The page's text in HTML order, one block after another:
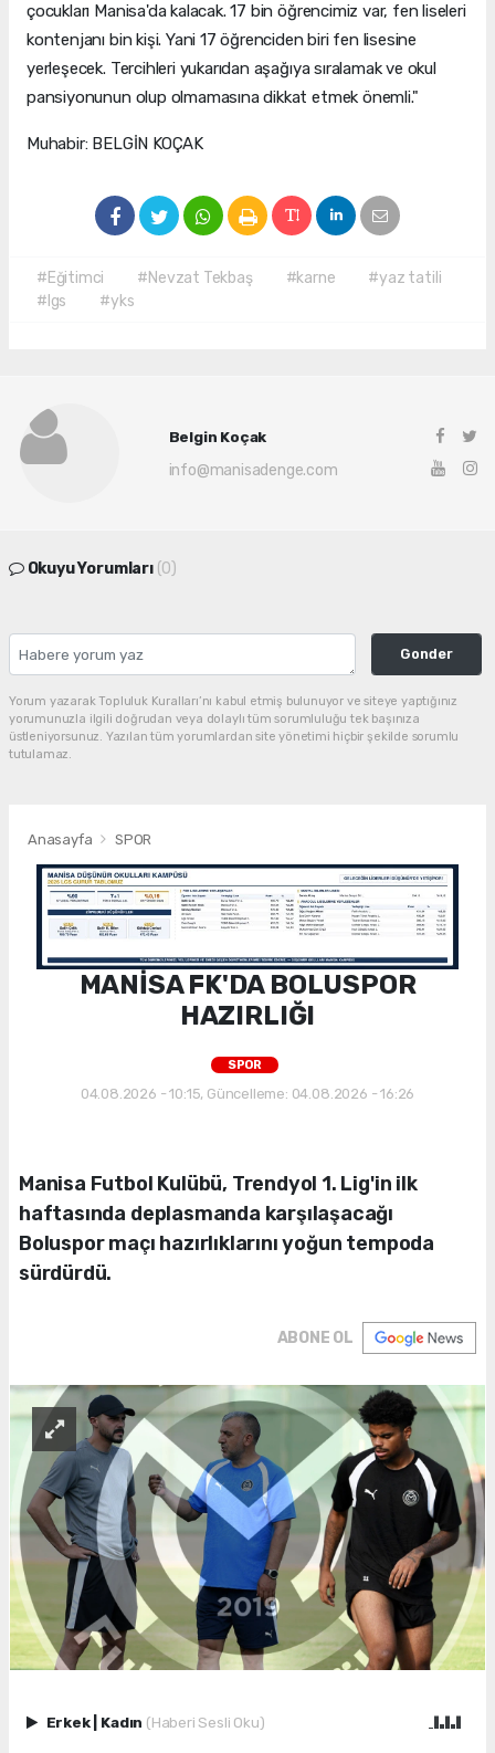
çocukları Manisa'da kalacak. 17 bin öğrencimiz var, fen liseleri
kontenjanı bin kişi. Yani 17 öğrenciden biri fen lisesine
yerleşecek. Tercihleri yukarıdan aşağıya sıralamak ve okul
pansiyonunun olup olmamasına dikkat etmek önemli."
Muhabir: BELGİN KOÇAK
#Eğitimci #Nevzat Tekbaş #karne
#yaz tatili
#lgs
#yks
Belgin Koçak
info@manisadenge.com
Okuyu Yorumları (0)
Gonder
Yorum yazarak Topluluk Kuralları’nı kabul etmiş bulunuyor ve siteye yaptığınız
yorumunuzla ilgili doğrudan veya dolaylı tüm sorumluluğu tek başınıza
üstleniyorsunuz. Yazılan tüm yorumlardan site yönetimi hiçbir şekilde sorumlu
tutulamaz.
Anasayfa SPOR
MANİSA FK'DA BOLUSPOR
HAZIRLIĞI
SPOR
04.08.2026 - 10:15, Güncelleme: 04.08.2026 - 16:26
Manisa Futbol Kulübü, Trendyol 1. Lig'in ilk
haftasında deplasmanda karşılaşacağı
Boluspor maçı hazırlıklarını yoğun tempoda
sürdürdü.
ABONE OL
Erkek Kadın (Haberi Sesli Oku)